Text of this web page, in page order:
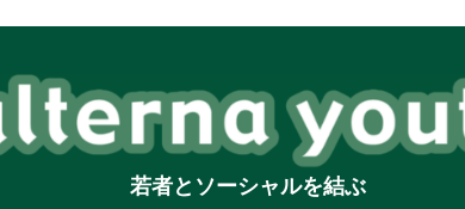
若者とソーシャルを結ぶ